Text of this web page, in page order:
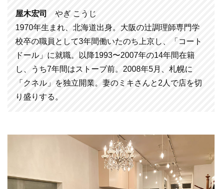
屋木宏司
やぎ こうじ
1970年生まれ、北海道出身。大阪の辻調理師専門学
校卒の職員として3年間働いたのち上京し、「コート
ドール」に就職。以降1993〜2007年の14年間在籍
し、うち7年間はストーブ前。2008年5月、札幌に
「クネル」を独立開業。妻のミキさんと2人で店を切
り盛りする。